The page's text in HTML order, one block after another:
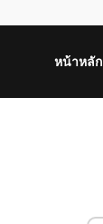
หน้าหลัก